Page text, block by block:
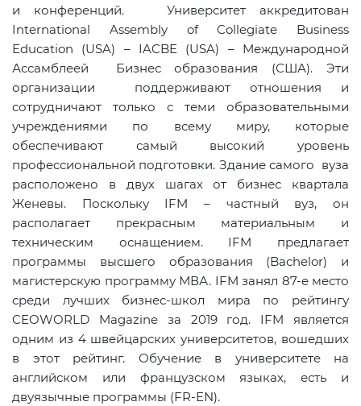
и конференций. Университет аккредитован
International
Assembly of Collegiate
Business
Education (USA) – IACBE (USA) – Международной
Ассамблеей Бизнес образования (США). Эти
организации поддерживают отношения и
сотрудничают только с теми образовательными
учреждениями по всему миру, которые
обеспечивают самый высокий уровень
профессиональной подготовки. Здание самого вуза
расположено в двух шагах от бизнес квартала
Женевы. Поскольку IFM – частный вуз, он
располагает прекрасным материальным и
техническим оснащением. IFM предлагает
программы высшего образования (Bachelor) и
магистерскую программу МВА. IFM занял 87-е место
среди лучших бизнес-школ мира по рейтингу
CEOWORLD
Magazineза 2019 год. IFM является
одним из 4 швейцарских университетов, вошедших
в этот рейтинг. Обучение в университете на
английском или французском языках, есть и
двуязычные программы (FR-EN).